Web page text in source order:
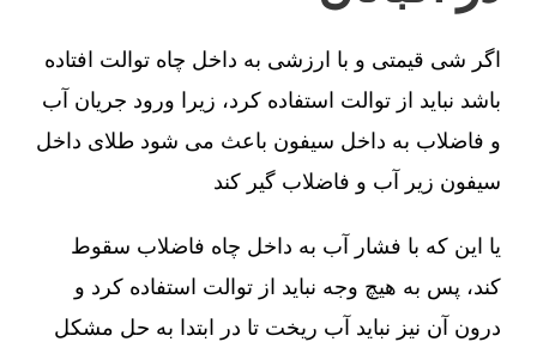
اگر شی قیمتی و با ارزشی به داخل چاه توالت افتاده
باشد نباید از توالت استفاده کرد، زیرا ورود جریان آب
و فاضلاب به داخل سیفون باعث می شود طلای داخل
سیفون زیر آب و فاضلاب گیر کند
یا این که با فشار آب به داخل چاه فاضلاب سقوط
کند، پس به هیچ وجه نباید از توالت استفاده کرد و
درون آن نیز نباید آب ریخت تا در ابتدا به حل مشکل